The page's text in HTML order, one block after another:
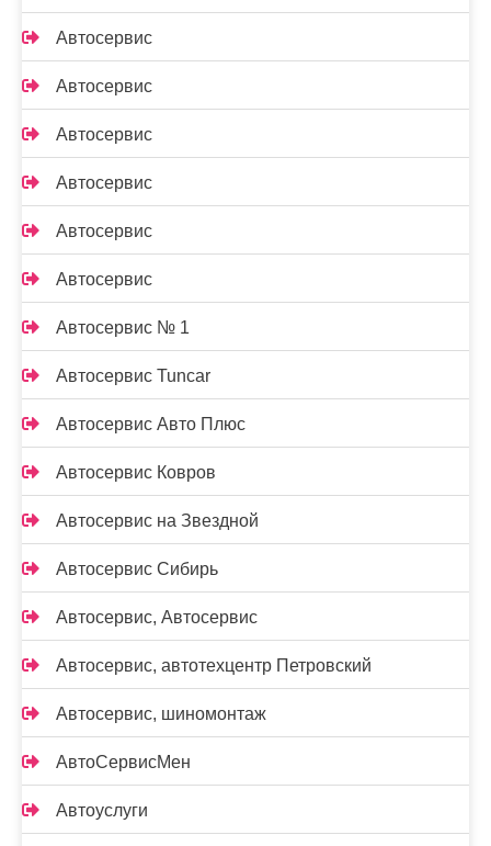
Автосервис
Автосервис
Автосервис
Автосервис
Автосервис
Автосервис
Автосервис № 1
Автосервис Tuncar
Автосервис Авто Плюс
Автосервис Ковров
Автосервис на Звездной
Автосервис Сибирь
Автосервис, Автосервис
Автосервис, автотехцентр Петровский
Автосервис, шиномонтаж
АвтоСервисМен
Автоуслуги